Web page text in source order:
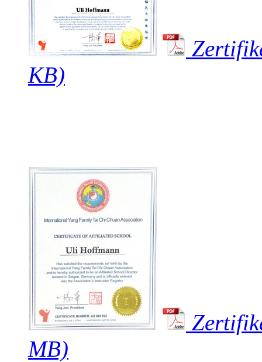
KB)
MB)